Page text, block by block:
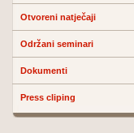
Otvoreni natječaji
Održani seminari
Dokumenti
Press cliping